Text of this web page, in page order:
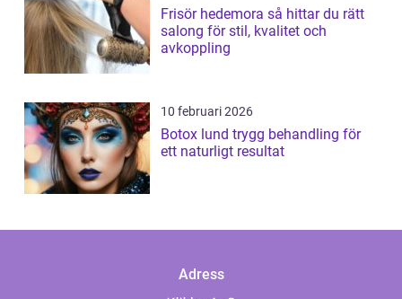
Frisör hedemora så hittar du rätt
salong för stil, kvalitet och
avkoppling
10 februari 2026
Botox lund trygg behandling för
ett naturligt resultat
Adress